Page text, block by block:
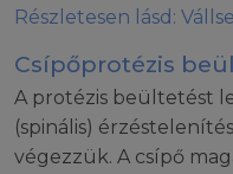
Részletesen lásd:
Csípőprotézis
A protézis beültetést
(spinális)
végezzük. A csípő